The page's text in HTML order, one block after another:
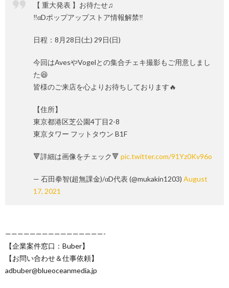
【 重大発表 】お待たせ♫
‼️αDポップアップストア情報解禁‼️
日程：8月28日(土) 29日(日)
今回はAvesやVogelとの集合チェキ撮影もご用意しまし
た😆
皆様のご来店を心よりお待ちしております🔥
【住所】
東京都港区芝公園4丁目2-8
東京タワー フットタウン B1F
🔻詳細は画像をチェック🔻 pic.twitter.com/91Yz0Kv96o
— 石田拳智(超無課金)/αD代表 (@mukakin1203) August
17, 2021
————————————————-
【企業案件窓口：Buber】
【お問い合わせ＆仕事依頼】
adbuber@blueoceanmedia.jp